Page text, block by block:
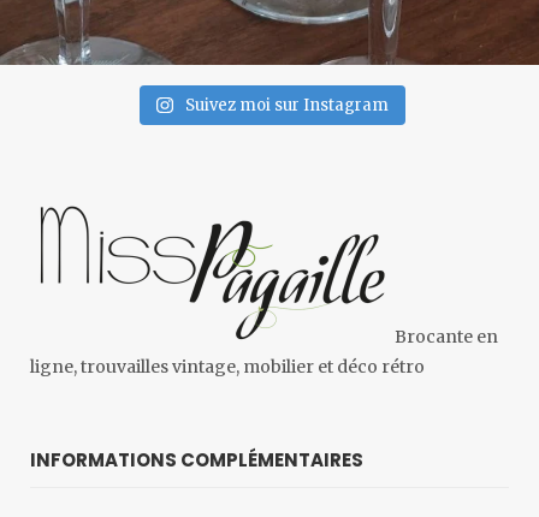
Suivez moi sur Instagram
Brocante en
ligne, trouvailles vintage, mobilier et déco rétro
INFORMATIONS COMPLÉMENTAIRES